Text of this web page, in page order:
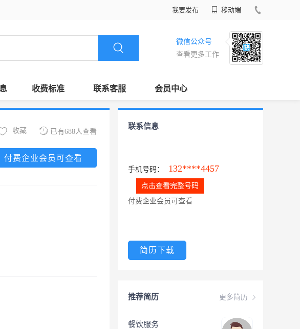
我要发布 移动端
微信公众号
查看更多工作
收费标准 联系客服 会员中心
已有688人查看
收藏
付费企业会员可查看
联系信息
手机号码： 132****4457
点击查看完整号码
付费企业会员可查看
简历下载
更多简历
推荐简历
餐饮服务